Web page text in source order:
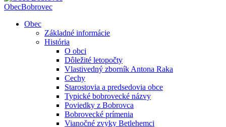
ObecBobrovec
Obec
Základné informácie
História
O obci
Dôležité letopočty
Vlastivedný zborník Antona Raka
Cechy
Starostovia a predsedovia obce
Typické bobrovecké názvy
Poviedky z Bobrovca
Bobrovecké prímenia
Vianočné zvyky Betlehemci